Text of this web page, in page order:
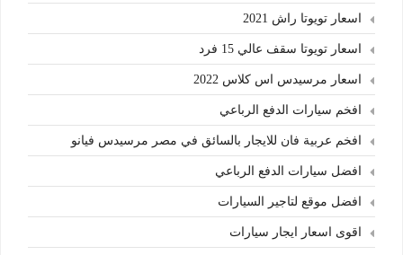
اسعار تويوتا راش 2021
اسعار تويوتا سقف عالي 15 فرد
اسعار مرسيدس اس كلاس 2022
افخم سيارات الدفع الرباعي
افخم عربية فان للايجار بالسائق في مصر مرسيدس فيانو
افضل سيارات الدفع الرباعي
افضل موقع لتاجير السيارات
اقوى اسعار ايجار سيارات